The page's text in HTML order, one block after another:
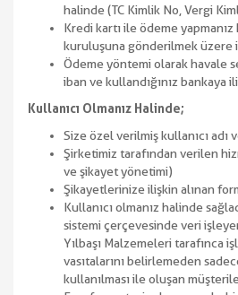
halinde (TC Kimlik No, Vergi
Kredi kartı ile ödeme
kuruluşuna gönderilmek üzere
Ödeme yöntemi olarak havale
iban ve kullandığınız bankaya
Kullanıcı Olmanız Halinde;
Size özel verilmiş kullanıcı adı
Şirketimiz tarafından verilen
ve şikayet yönetimi)
Şikayetlerinize ilişkin alınan
Kullanıcı olmanız halinde
sistemi çerçevesinde veri
Yılbaşı Malzemeleri tarafınca
vasıtalarını belirlemeden
kullanılması ile oluşan